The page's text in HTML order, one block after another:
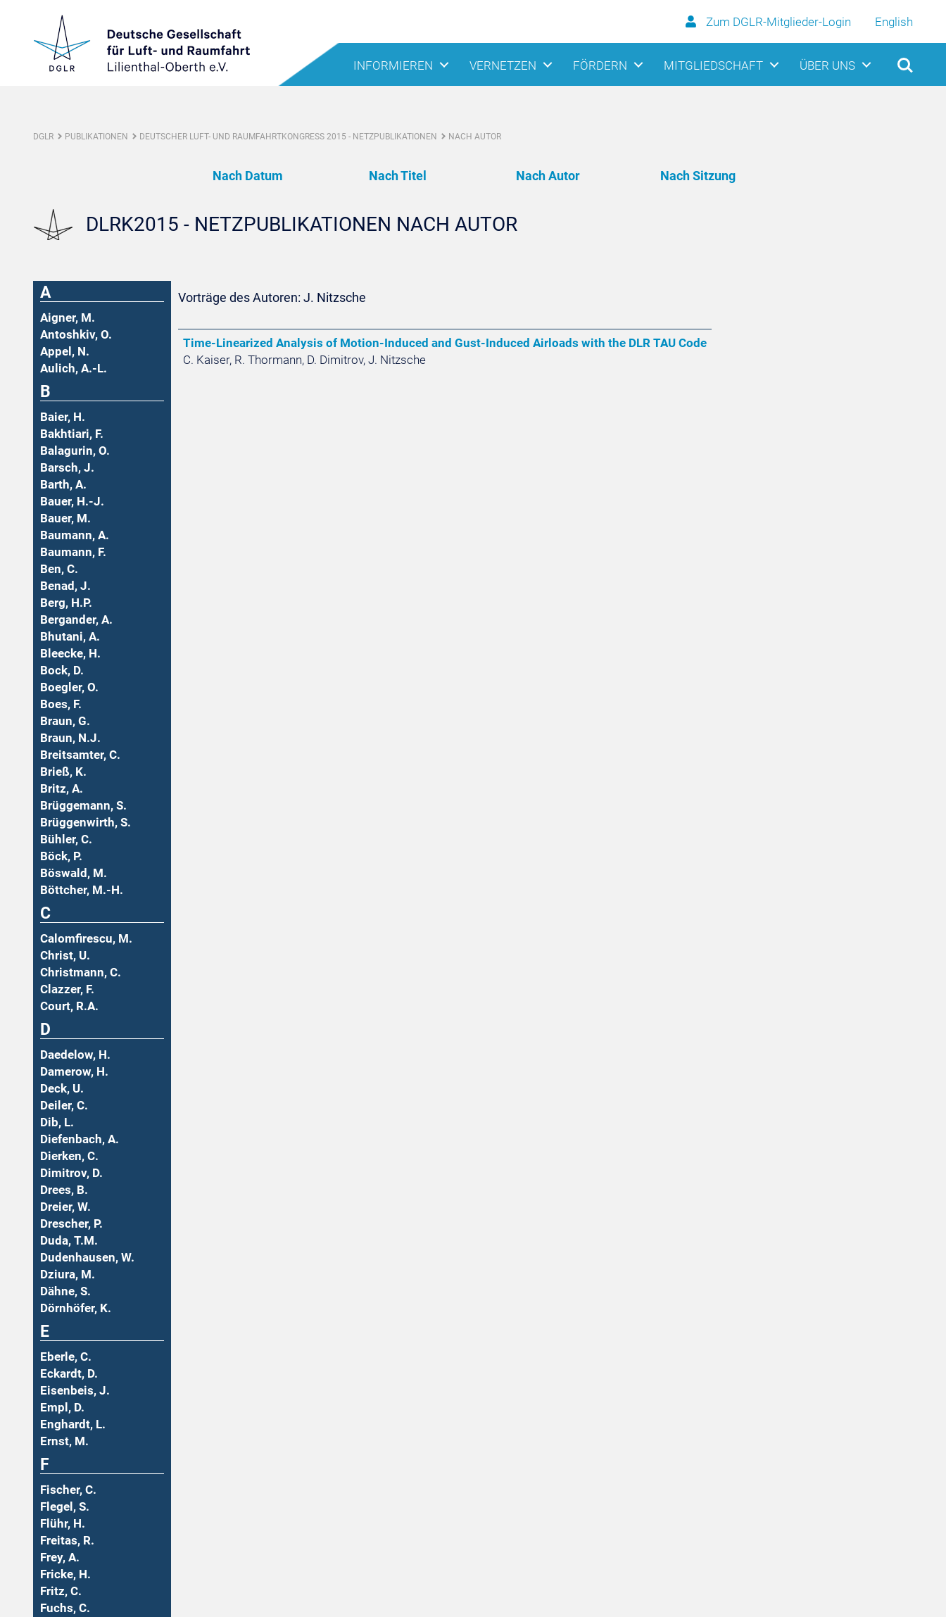
Zum DGLR-Mitglieder-Login English
INFORMIEREN VERNETZEN FÖRDERN MITGLIEDSCHAFT ÜBER UNS
DGLR PUBLIKATIONEN DEUTSCHER LUFT- UND RAUMFAHRTKONGRESS 2015 - NETZPUBLIKATIONEN NACH AUTOR
Nach Datum Nach Titel Nach Autor Nach Sitzung
DLRK2015 - NETZPUBLIKATIONEN NACH AUTOR
A
Aigner, M.
Antoshkiv, O.
Appel, N.
Aulich, A.-L.
B
Baier, H.
Bakhtiari, F.
Balagurin, O.
Barsch, J.
Barth, A.
Bauer, H.-J.
Bauer, M.
Baumann, A.
Baumann, F.
Ben, C.
Benad, J.
Berg, H.P.
Bergander, A.
Bhutani, A.
Bleecke, H.
Bock, D.
Boegler, O.
Boes, F.
Braun, G.
Braun, N.J.
Breitsamter, C.
Brieß, K.
Britz, A.
Brüggemann, S.
Brüggenwirth, S.
Bühler, C.
Böck, P.
Böswald, M.
Böttcher, M.-H.
C
Calomfirescu, M.
Christ, U.
Christmann, C.
Clazzer, F.
Court, R.A.
D
Daedelow, H.
Damerow, H.
Deck, U.
Deiler, C.
Dib, L.
Diefenbach, A.
Dierken, C.
Dimitrov, D.
Drees, B.
Dreier, W.
Drescher, P.
Duda, T.M.
Dudenhausen, W.
Dziura, M.
Dähne, S.
Dörnhöfer, K.
E
Eberle, C.
Eckardt, D.
Eisenbeis, J.
Empl, D.
Enghardt, L.
Ernst, M.
F
Fischer, C.
Flegel, S.
Flühr, H.
Freitas, R.
Frey, A.
Fricke, H.
Fritz, C.
Fuchs, C.
Vorträge des Autoren: J. Nitzsche
Time-Linearized Analysis of Motion-Induced and Gust-Induced Airloads with the DLR TAU Code
C. Kaiser, R. Thormann, D. Dimitrov, J. Nitzsche